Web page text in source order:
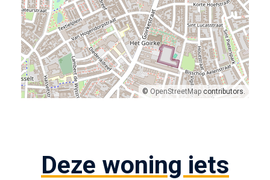
© OpenStreetMap contributors.
Deze woning iets